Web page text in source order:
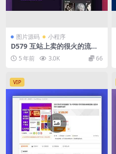
图片源码 小程序
D579 互站上卖的很火的流量
主高收益小程序wordpress微
信精品高清壁纸下载小程序暗
黑系列
5 年前 3.0K 66
VIP